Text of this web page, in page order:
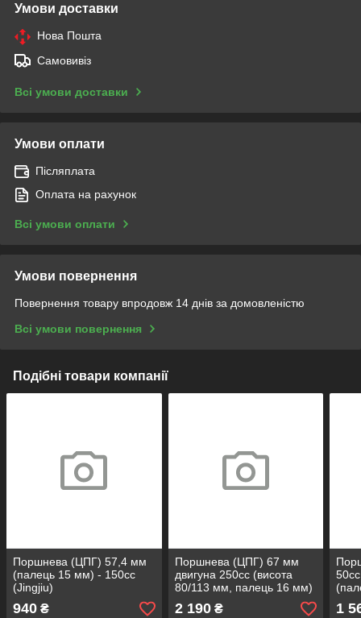
Умови доставки
Нова Пошта
Самовивіз
Всі умови доставки
Умови оплати
Післяплата
Оплата на рахунок
Всі умови оплати
Умови повернення
Повернення товару впродовж 14 днів за домовленістю
Всі умови повернення
Подібні товари компанії
Поршнева (ЦПГ) 57,4 мм
(палець 15 мм) - 150сс
(Jingjiu)
940 ₴
Поршнева (ЦПГ) 67 мм
двигуна 250сс (висота
80/113 мм, палець 16 мм)
(TMMP)
2 190₴ 1